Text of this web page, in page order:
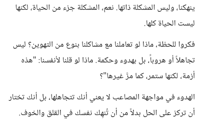
ينهكنا، وليس المشكلة ذاتها. نعم، المشكلة جزء من الحياة، لكنها
ليست الحياة كلها.
فكروا للحظة، ماذا لو تعاملنا مع مشاكلنا بنوع من التهوين؟ ليس
تجاهلاً أو هروباً، بل بهدوء وحكمة. ماذا لو قلنا لأنفسنا: "هذه
أزمة، لكنها ستمر، كما مرَّ غيرها"؟
الهدوء في مواجهة المصاعب لا يعني أنك تتجاهلها، بل أنك تختار
أن تركز على الحل بدلاً من أن تُنهِك نفسك في القلق والخوف.